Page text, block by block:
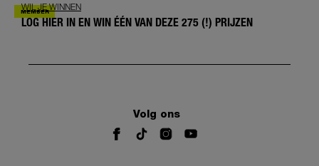
WIL JE WINNEN
LOG HIER IN EN WIN ÉÉN VAN DEZE 275 (!) PRIJZEN
Volg ons